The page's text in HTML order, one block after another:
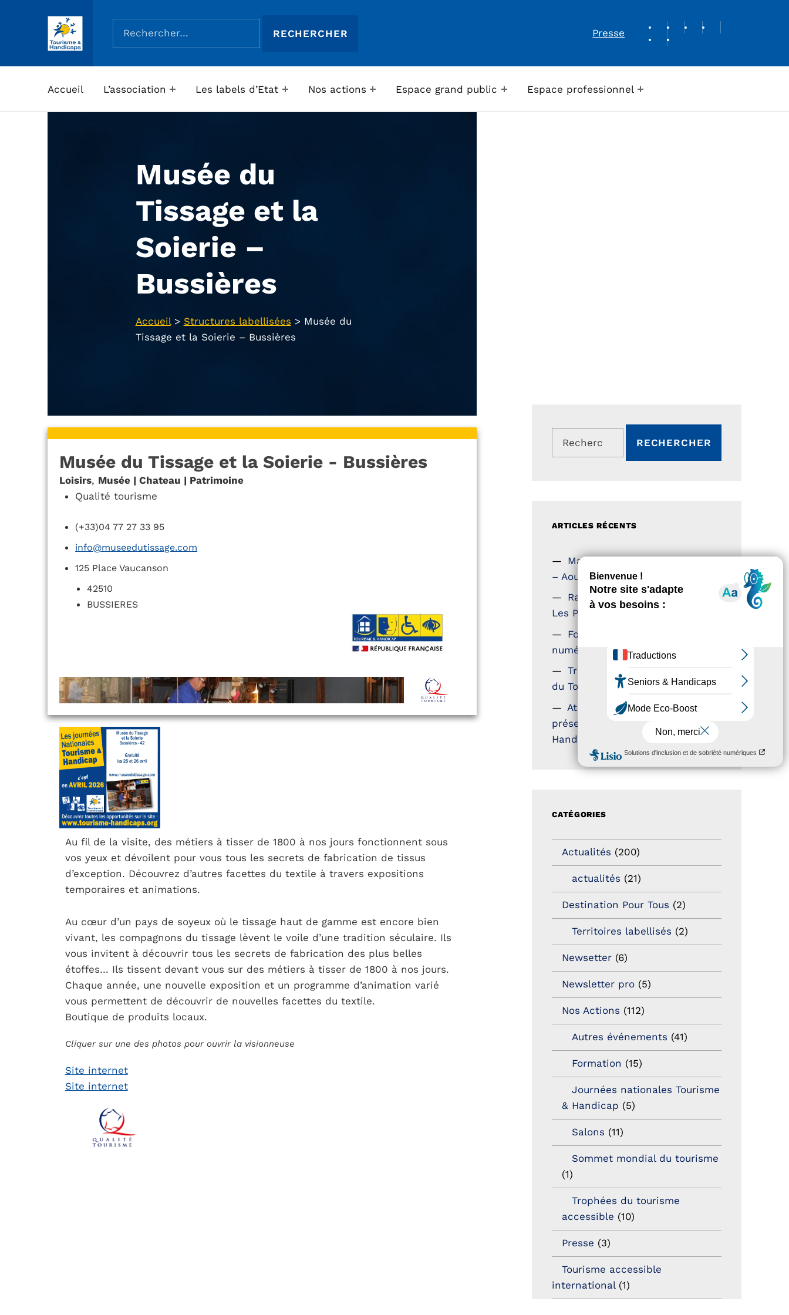
ASSOCIATION TOURISME ET HANDICAPS
Rechercher :
Presse
REVUE DE PRESSE
Accueil L’association Les labels d’Etat Nos actions Espace grand public Espace professionnel
Musée du
Tissage et la
Soierie –
Bussières
Accueil> Structures labellisées > Musée du
Tissage et la Soierie – Bussières
Musée du Tissage et la Soierie - Bussières
Loisirs, Musée | Chateau | Patrimoine
Qualité tourisme
(+33)04 77 27 33 95
info@museedutissage.com
125 Place Vaucanson
42510
BUSSIERES
Au fil de la visite, des métiers à tisser de 1800 à nos jours fonctionnent sous
vos yeux et dévoilent pour vous tous les secrets de fabrication de tissus
d’exception. Découvrez d’autres facettes du textile à travers expositions
temporaires et animations.
Au cœur d’un pays de soyeux où le tissage haut de gamme est encore bien
vivant, les compagnons du tissage lèvent le voile d’une tradition séculaire. Ils
vous invitent à découvrir tous les secrets de fabrication des plus belles
étoffes… Ils tissent devant vous sur des métiers à tisser de 1800 à nos jours.
Chaque année, une nouvelle exposition et un programme d’animation varié
vous permettent de découvrir de nouvelles facettes du textile.
Boutique de produits locaux.
Cliquer sur une des photos pour ouvrir la visionneuse
Site internet
Site internet
Rechercher :
ARTICLES RÉCENTS
Magazine Tourisme Accessible
– Aout 2026
Rallye Aicha des Gazelles –
Les Petillantes
Formation Communication
numérique
Trophées Horizons – Acteurs
du Tourisme Durable
Atout France – flyer
présentation label Tourisme &
Handicap
CATÉGORIES
Actualités (200)
actualités (21)
Destination Pour Tous (2)
Territoires labellisés (2)
Newsetter (6)
Newsletter pro (5)
Nos Actions (112)
Autres événements (41)
Formation (15)
Journées nationales Tourisme
& Handicap (5)
Salons (11)
Sommet mondial du tourisme
(1)
Trophées du tourisme
accessible (10)
Presse (3)
Tourisme accessible
international(1)